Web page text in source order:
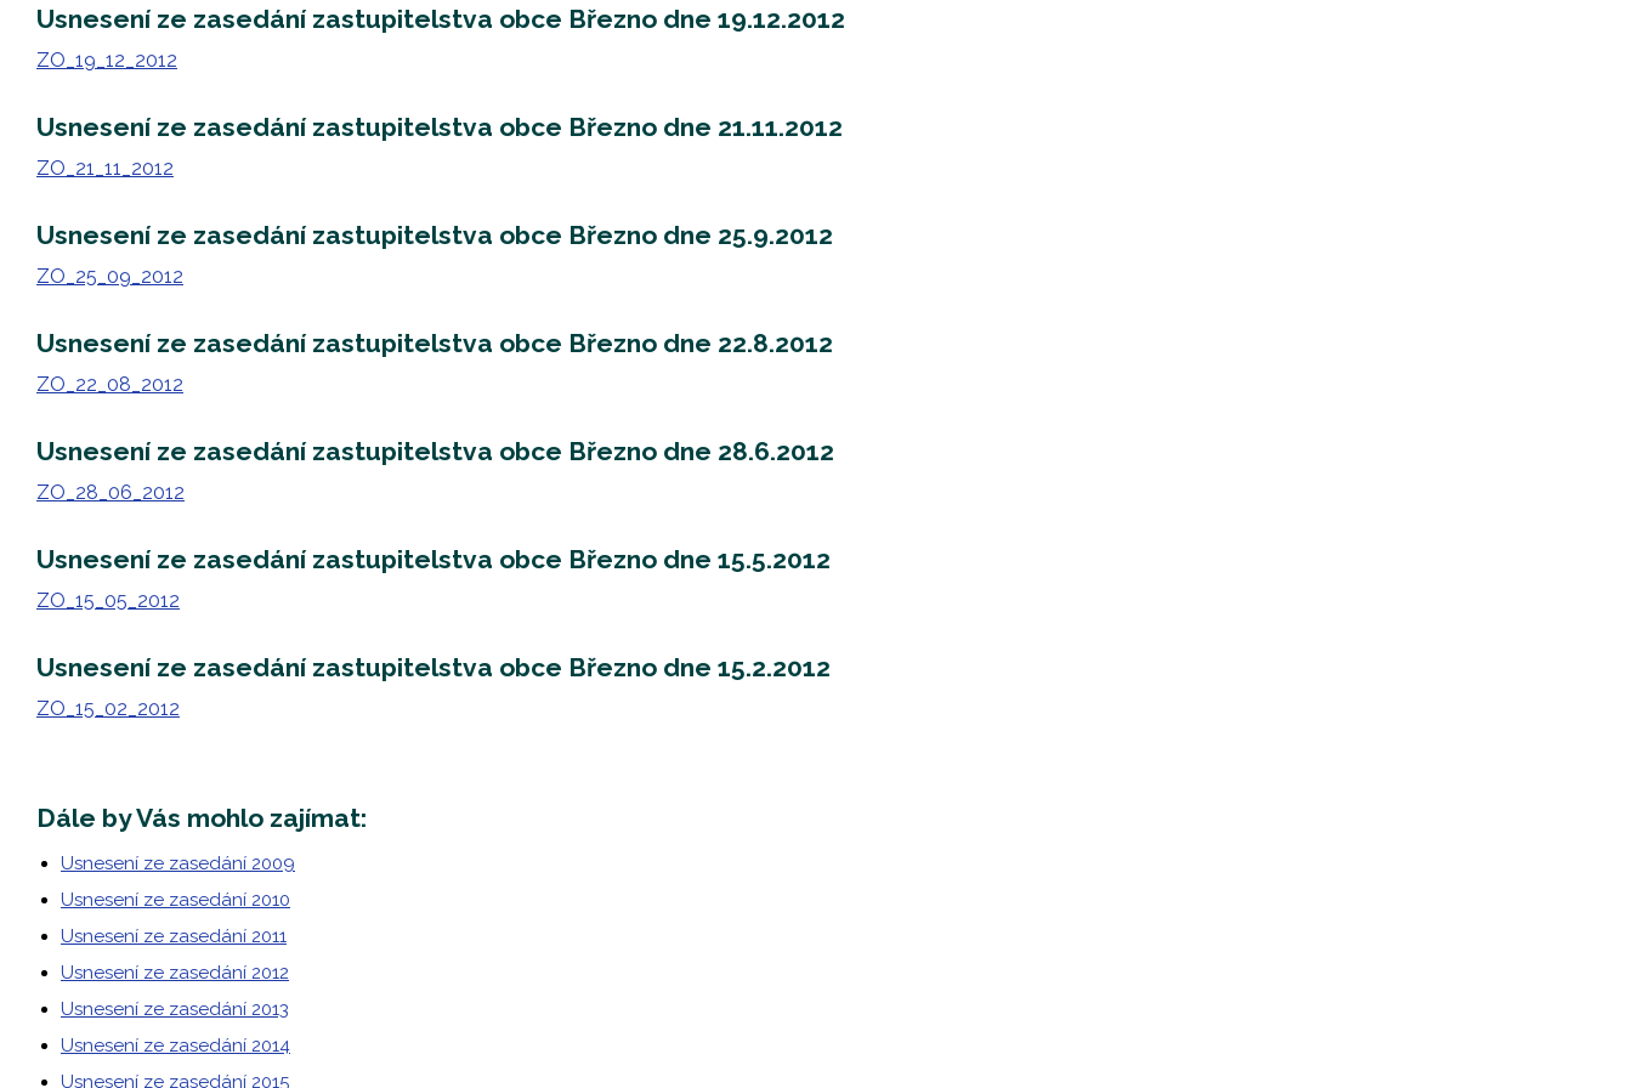
Usnesení ze zasedání zastupitelstva obce Březno dne 19.12.2012
ZO_19_12_2012
Usnesení ze zasedání zastupitelstva obce Březno dne 21.11.2012
ZO_21_11_2012
Usnesení ze zasedání zastupitelstva obce Březno dne 25.9.2012
ZO_25_09_2012
Usnesení ze zasedání zastupitelstva obce Březno dne 22.8.2012
ZO_22_08_2012
Usnesení ze zasedání zastupitelstva obce Březno dne 28.6.2012
ZO_28_06_2012
Usnesení ze zasedání zastupitelstva obce Březno dne 15.5.2012
ZO_15_05_2012
Usnesení ze zasedání zastupitelstva obce Březno dne 15.2.2012
ZO_15_02_2012
Dále by Vás mohlo zajímat:
Usnesení ze zasedání 2009
Usnesení ze zasedání 2010
Usnesení ze zasedání 2011
Usnesení ze zasedání 2012
Usnesení ze zasedání 2013
Usnesení ze zasedání 2014
Usnesení ze zasedání 2015